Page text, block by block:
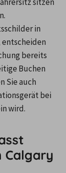
in
bereits
Buchen
Sie auch
bei
wird.
Calgary